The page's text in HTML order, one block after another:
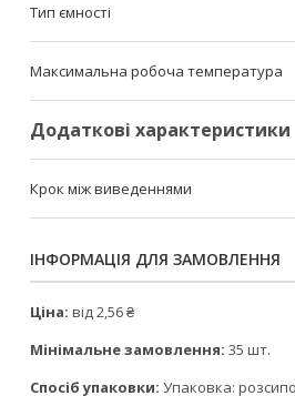
Тип ємності
Максимальна робоча температура
Додаткові характеристики
Крок між виведеннями
ІНФОРМАЦІЯ ДЛЯ ЗАМОВЛЕННЯ
Ціна: від 2,56 ₴
Мінімальне замовлення: 35 шт.
Спосіб упаковки: Упаковка: